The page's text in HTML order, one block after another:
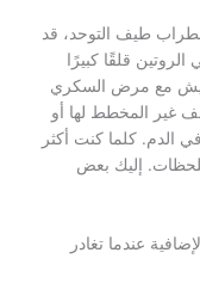
طيف التوحد، قد
قلقًا كبيرًا
مع مرض السكري
غير المخطط لها أو
الدم. كلما كنت أكثر
إليك بعض
عندما تغادر